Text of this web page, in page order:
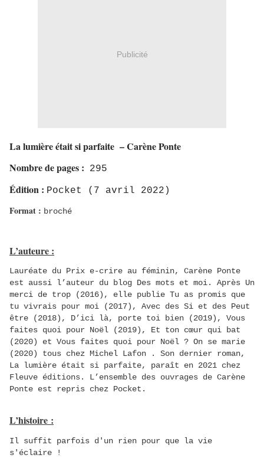
Publicité
La lumière était si parfaite – Carène Ponte
Nombre de pages :
295
Édition : Pocket (7 avril 2022)
Format : broché
L’auteure :
Lauréate du Prix e-crire au féminin, Carène Ponte
est aussi l’auteur du blog Des mots et moi. Après Un
merci de trop
(2016), elle publie Tu as promis que
tu vivrais pour moi (2017), Avec des Si et des Peut
être (2018), D’ici là, porte toi bien (2019), Vous
faites quoi pour Noël (2019), Et ton cœur qui bat
(2020) et Vous faites quoi pour Noël ? On se marie
(2020) tous chez Michel Lafon . Son dernier roman,
La lumière était si parfaite, paraît en 2021 chez
Fleuve éditions. L’ensemble des ouvrages de Carène
Ponte est repris chez Pocket.
L’histoire :
Il suffit parfois d'un rien pour que la vie
s'éclaire !